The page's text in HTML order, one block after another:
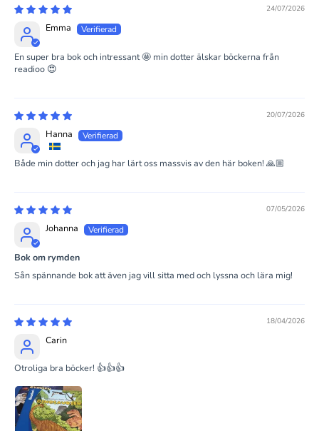
24/07/2026
Emma
En super bra bok och intressant 🤩 min dotter älskar böckerna från
readioo 😍
20/07/2026
Hanna
Både min dotter och jag har lärt oss massvis av den här boken! 🙏🏼
07/05/2026
Johanna
Bok om rymden
Sån spännande bok att även jag vill sitta med och lyssna och lära mig!
18/04/2026
Carin
Otroliga bra böcker! 👍👍👍